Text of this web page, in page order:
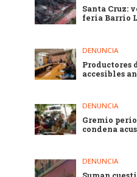
Santa Cruz:
feria Barrio
DENUNCIA
Productores
accesibles
DENUNCIA
Gremio
condena
DENUNCIA
Suman